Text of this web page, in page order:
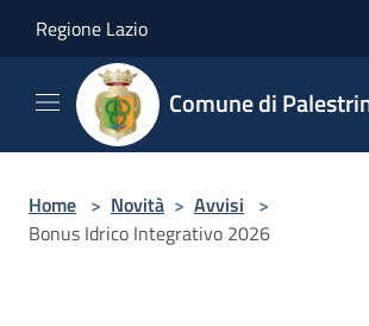
Regione Lazio
Comune di
Home > Novità > Avvisi >
Bonus Idrico Integrativo 2026